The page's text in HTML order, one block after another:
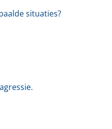
situaties?